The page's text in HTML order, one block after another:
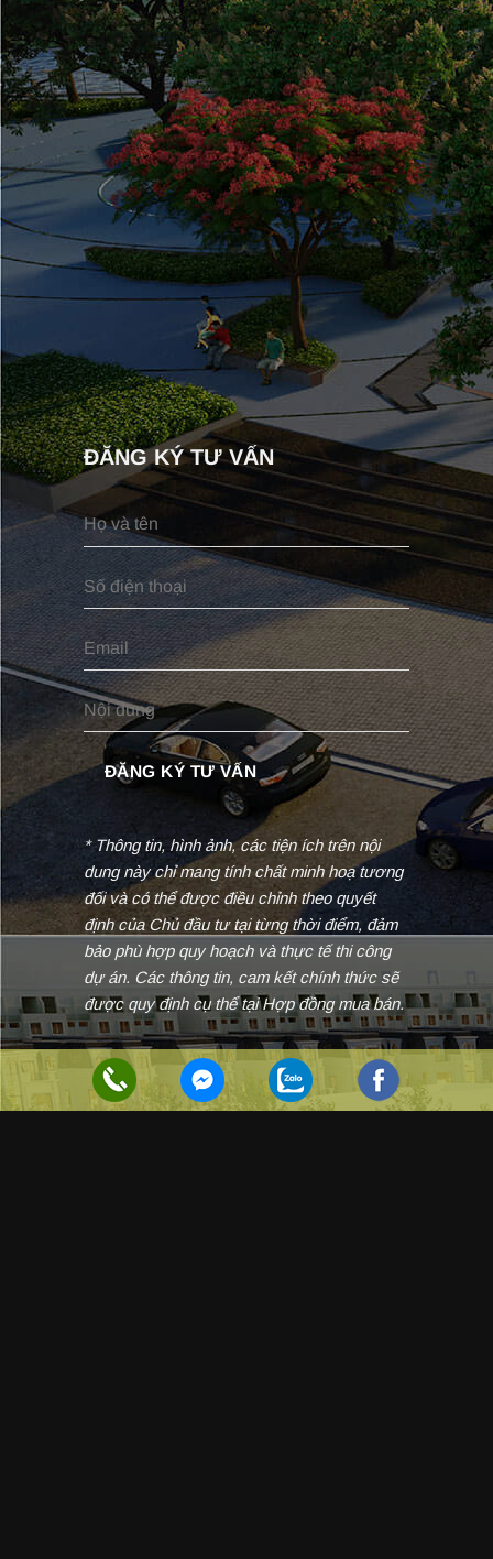
ĐĂNG KÝ TƯ VẤN
* Thông tin, hình ảnh, các tiện ích trên nội
dung này chỉ mang tính chất minh hoạ tương
đối và có thể được điều chỉnh theo quyết
định của Chủ đầu tư tại từng thời điểm, đảm
bảo phù hợp quy hoạch và thực tế thi công
dự án. Các thông tin, cam kết chính thức sẽ
được quy định cụ thể tại Hợp đồng mua bán.